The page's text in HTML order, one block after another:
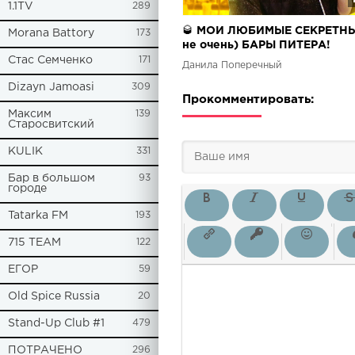
1.1TV 289
Morana Battory 173
Стас Семченко 171
Dizayn Jamoasi 309
Максим
Старосвитский
139
KULIK 331
Бар в большом
городе
93
Tatarka FM 193
715 TEAM 122
ЕГОР 59
Old Spice Russia 20
Stand-Up Club #1 479
ПОТРАЧЕНО 296
🥃 МОИ ЛЮБИМЫЕ
не очень) БАРЫ ПИТЕРА!
Данила Поперечный
Прокомментировать: